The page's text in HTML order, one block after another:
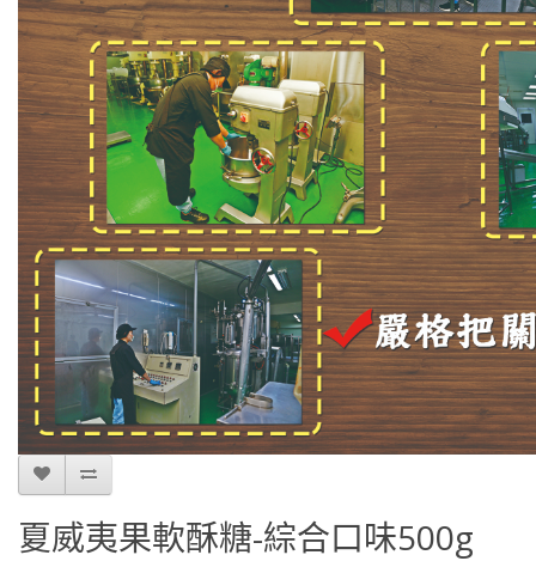
夏威夷果軟酥糖-綜合口味500g